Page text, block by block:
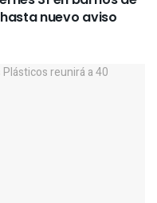
nuevo aviso